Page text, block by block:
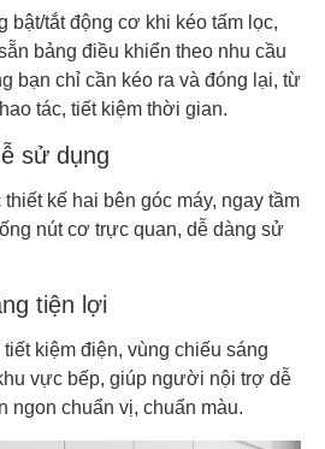
bật/tắt động cơ khi kéo tấm lọc,
bảng điều khiển theo nhu cầu
bạn chỉ cần kéo ra và đóng lại, từ
tác, tiết kiệm thời gian.
sử dụng
kế hai bên góc máy, ngay tầm
nút cơ trực quan, dễ dàng sử
tiện lợi
kiệm điện, vùng chiếu sáng
vực bếp, giúp người nội trợ dễ
ngon chuẩn vị, chuẩn màu.